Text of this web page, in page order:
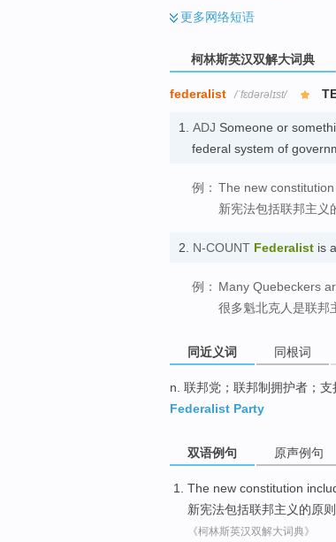
更多网络短语
柯林斯英汉双解大词典
federalist /ˈfɛdərəlɪst/
1. ADJ Someone or
federal system of
例： The new
新宪法包括联邦主义
2. N-COUNT Federalist is
例： Many Quebeckers
很多魁北克人是联邦
同近义词 同根词
n. 联邦党；联邦制拥护者；
Federalist Party
双语例句 原声例句
The new constitution
新宪法包括联邦主义的原则
《柯林斯英汉双解大词典》